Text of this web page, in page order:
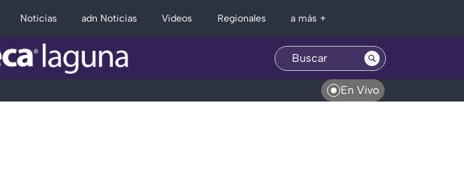
Noticias adn Noticias Videos Regionales a más +
En Vivo